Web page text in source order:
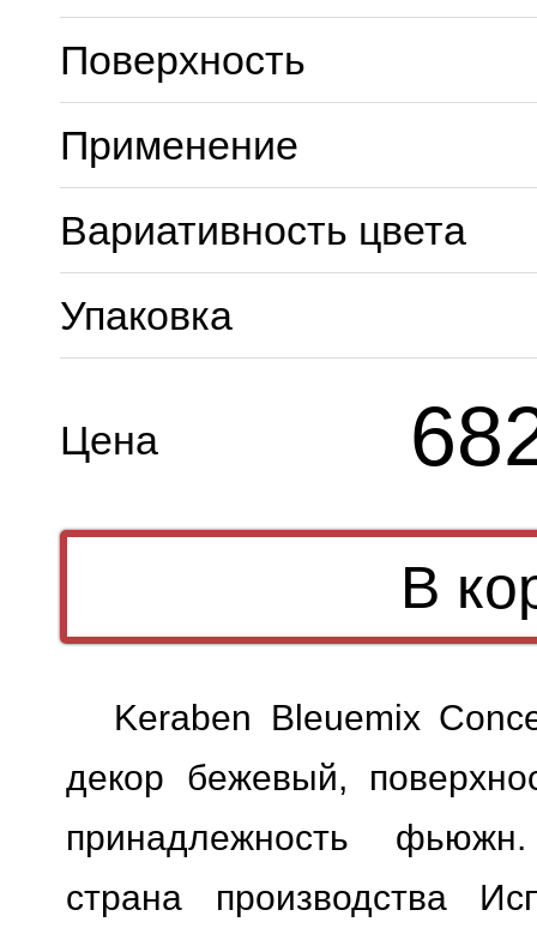
Поверхность
Применение
Вариативность цвета
Упаковка
Цена
Keraben Bleuemix
декор бежевый,
принадлежность
страна производства